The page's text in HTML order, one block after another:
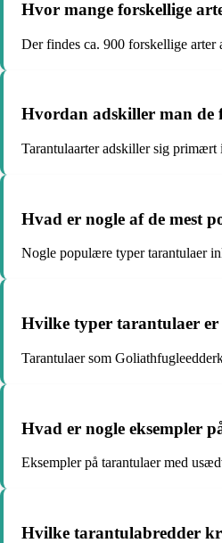
Hvor mange forskellige
Der findes ca. 900 forskellige arter
Hvordan adskiller man de
Tarantulaarter adskiller sig primært
Hvad er nogle af de mest
Nogle populære typer tarantulaer
Hvilke typer tarantulaer er
Tarantulaer som
Hvad er nogle eksempler
Eksempler på tarantulaer med
Hvilke tarantulabredder